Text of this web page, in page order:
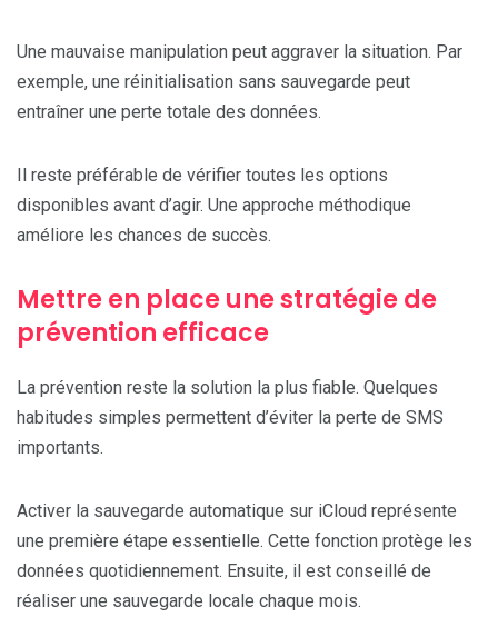
Une mauvaise manipulation peut aggraver la situation. Par
exemple, une réinitialisation sans sauvegarde peut
entraîner une perte totale des données.
Il reste préférable de vérifier toutes les options
disponibles avant d’agir. Une approche méthodique
améliore les chances de succès.
Mettre en place une stratégie de
prévention efficace
La prévention reste la solution la plus fiable. Quelques
habitudes simples permettent d’éviter la perte de SMS
importants.
Activer la sauvegarde automatique sur iCloud représente
une première étape essentielle. Cette fonction protège les
données quotidiennement. Ensuite, il est conseillé de
réaliser une sauvegarde locale chaque mois.